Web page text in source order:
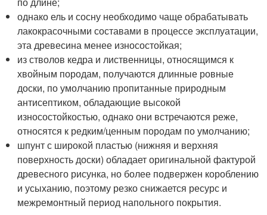
однако ель и сосну необходимо чаще обрабатывать
лакокрасочными составами в процессе эксплуатации,
эта древесина менее износостойкая;
из стволов кедра и лиственницы, относящимся к
хвойным породам, получаются длинные ровные
доски, по умолчанию пропитанные природным
антисептиком, обладающие высокой
износостойкостью, однако они встречаются реже,
относятся к редким/ценным породам по умолчанию;
шпунт с широкой пластью (нижняя и верхняя
поверхность доски) обладает оригинальной фактурой
древесного рисунка, но более подвержен короблению
и усыханию, поэтому резко снижается ресурс и
межремонтный период напольного покрытия.